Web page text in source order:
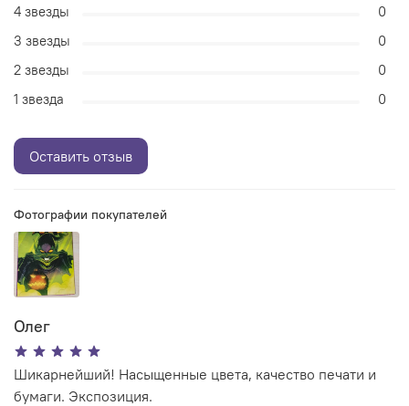
Фотографии покупателей
Олег
Шикарнейший! Насыщенные цвета, качество печати и
бумаги. Экспозиция.
4 звезды
0
3 звезды
0
2 звезды
0
1 звезда
0
Оставить отзыв